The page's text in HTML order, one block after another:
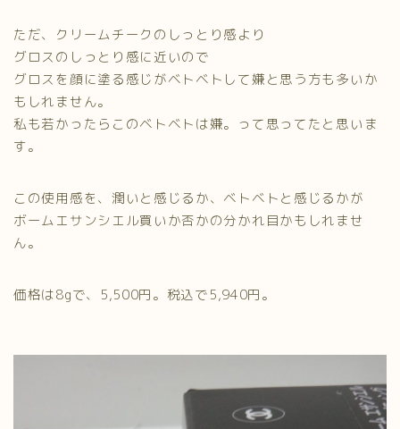
ただ、クリームチークのしっとり感より
グロスのしっとり感に近いので
グロスを顔に塗る感じがベトベトして嫌と思う方も多いか
もしれません。
私も若かったらこのベトベトは嫌。って思ってたと思いま
す。
この使用感を、潤いと感じるか、ベトベトと感じるかが
ボームエサンシエル買いか否かの分かれ目かもしれませ
ん。
価格は8gで、5,500円。税込で5,940円。